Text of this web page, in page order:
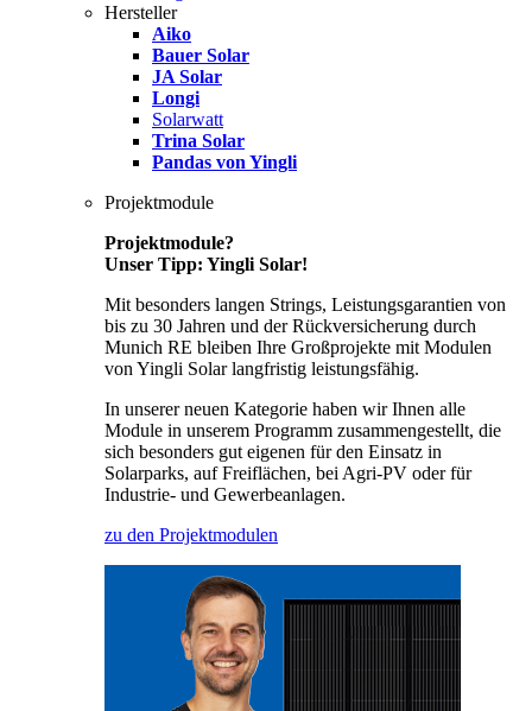
Hersteller
Aiko
Bauer Solar
JA Solar
Longi
Solarwatt
Trina Solar
Pandas von Yingli
Projektmodule
Projektmodule?
Unser Tipp: Yingli Solar!
Mit besonders langen Strings, Leistungsgarantien von
bis zu 30 Jahren und der Rückversicherung durch
Munich RE bleiben Ihre Großprojekte mit Modulen
von Yingli Solar langfristig leistungsfähig.
In unserer neuen Kategorie haben wir Ihnen alle
Module in unserem Programm zusammengestellt, die
sich besonders gut eigenen für den Einsatz in
Solarparks, auf Freiflächen, bei Agri-PV oder für
Industrie- und Gewerbeanlagen.
zu den Projektmodulen